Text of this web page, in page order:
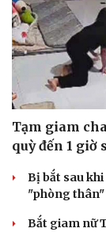
Tạm giam
quỳ đến 1 giờ
Bị bắt sau
"phòng thân"
Bắt giam nữ